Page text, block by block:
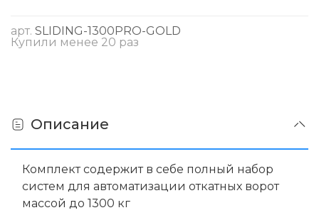
арт. SLIDING-1300PRO-GOLD
Купили менее 20 раз
Описание
Комплект содержит в себе полный набор
систем для автоматизации откатных ворот
массой до 1300 кг